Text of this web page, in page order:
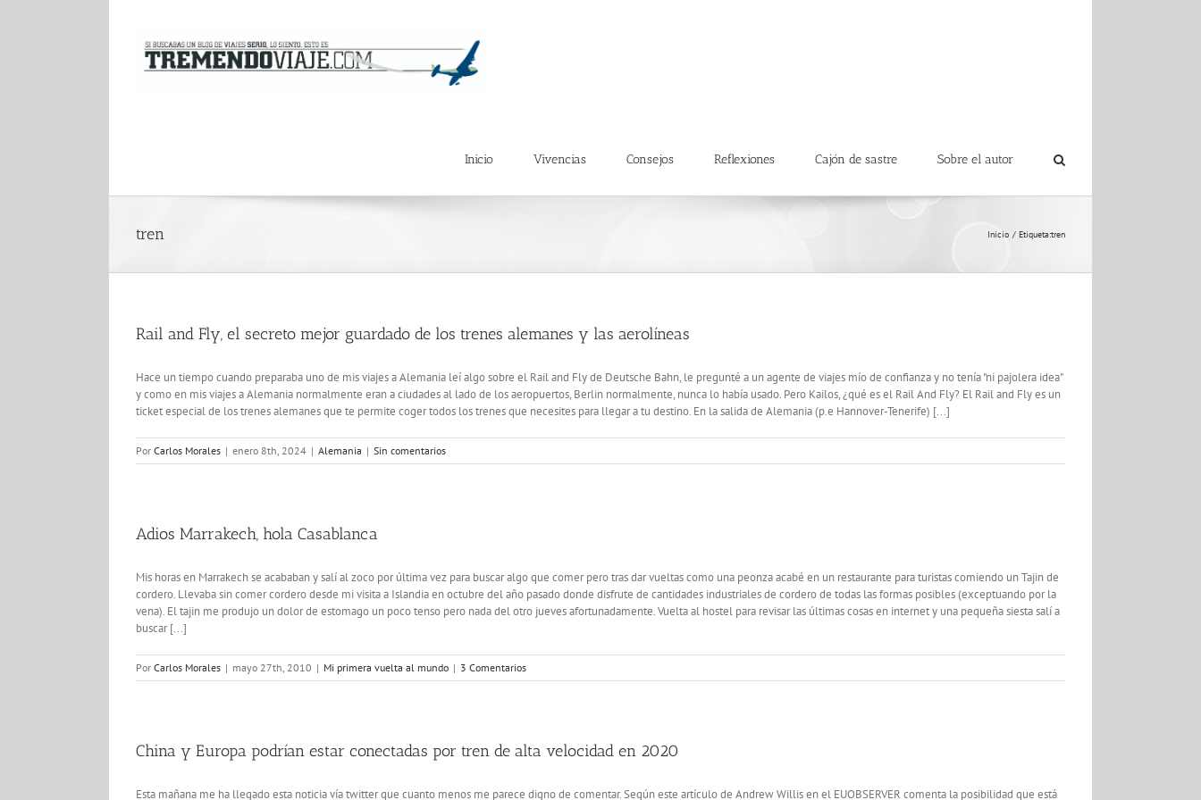
Inicio Vivencias Consejos Reflexiones Cajón de sastre Sobre el autor
tren Inicio Etiqueta:tren
Rail and Fly, el secreto mejor guardado de los trenes alemanes y las aerolíneas
Hace un tiempo cuando preparaba uno de mis viajes a Alemania leí algo sobre el Rail and Fly de Deutsche Bahn, le pregunté a un agente de viajes mío de confianza y no tenía "ni pajolera idea"
y como en mis viajes a Alemania normalmente eran a ciudades al lado de los aeropuertos, Berlin normalmente, nunca lo había usado. Pero Kailos, ¿qué es el Rail And Fly? El Rail and Fly es un
ticket especial de los trenes alemanes que te permite coger todos los trenes que necesites para llegar a tu destino. En la salida de Alemania (p.e Hannover-Tenerife) [...]
Por Carlos Morales | enero 8th, 2024 | Alemania | Sin comentarios
Adios Marrakech, hola Casablanca
Mis horas en Marrakech se acababan y salí al zoco por última vez para buscar algo que comer pero tras dar vueltas como una peonza acabé en un restaurante para turistas comiendo un Tajin de
cordero. Llevaba sin comer cordero desde mi visita a Islandia en octubre del año pasado donde disfrute de cantidades industriales de cordero de todas las formas posibles (exceptuando por la
vena). El tajin me produjo un dolor de estomago un poco tenso pero nada del otro jueves afortunadamente. Vuelta al hostel para revisar las últimas cosas en internet y una pequeña siesta salí a
buscar [...]
Por Carlos Morales | mayo 27th, 2010 | Mi primera vuelta al mundo | 3 Comentarios
China y Europa podrían estar conectadas por tren de alta velocidad en 2020
Esta mañana me ha llegado esta noticia vía twitter que cuanto menos me parece digno de comentar. Según este artículo de Andrew Willis en el EUOBSERVER comenta la posibilidad que está